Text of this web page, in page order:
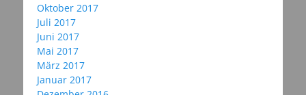
Oktober 2017
Juli 2017
Juni 2017
Mai 2017
März 2017
Januar 2017